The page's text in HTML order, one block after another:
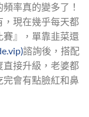
率真的變多了！
，現在幾乎每天都
』，單靠韭菜還
諮詢後，搭配
直接升級，老婆都
會有點臉紅和鼻